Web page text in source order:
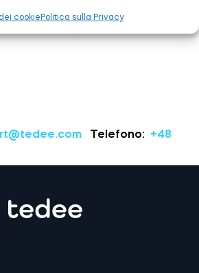
cookie Politica sulla Privacy
Tedee GO2
Telefono: +48